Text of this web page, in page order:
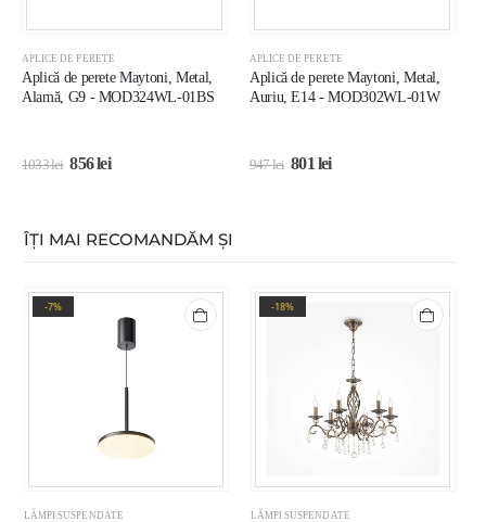
APLICE DE PERETE
Aplică de perete Maytoni, Metal,
Alamă, G9 - MOD324WL-01BS
1033lei 856lei
APLICE DE PERETE
Aplică de perete Maytoni, Metal,
Auriu, E14 - MOD302WL-01W
947lei 801lei
ÎȚI MAI RECOMANDĂM ȘI
-7%
LĂMPI SUSPENDATE
-18%
LĂMPI SUSPENDATE